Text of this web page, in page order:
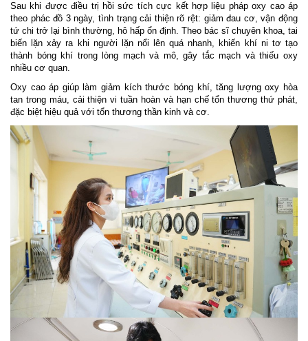
Sau khi được điều trị hồi sức tích cực kết hợp liệu pháp oxy cao áp
theo phác đồ 3 ngày, tình trạng cải thiện rõ rệt: giảm đau cơ, vận động
tứ chi trở lại bình thường, hô hấp ổn định. Theo bác sĩ chuyên khoa, tai
biến lặn xảy ra khi người lặn nổi lên quá nhanh, khiến khí ni tơ tạo
thành bóng khí trong lòng mạch và mô, gây tắc mạch và thiếu oxy
nhiều cơ quan.
Oxy cao áp giúp làm giảm kích thước bóng khí, tăng lượng oxy hòa
tan trong máu, cải thiện vi tuần hoàn và hạn chế tổn thương thứ phát,
đặc biệt hiệu quả với tổn thương thần kinh và cơ.